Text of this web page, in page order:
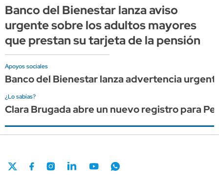
Banco del Bienestar lanza aviso
urgente sobre los adultos mayores
que prestan su tarjeta de la pensión
Apoyos sociales
Banco del Bienestar lanza advertencia
¿Lo sabías?
Clara Brugada abre un nuevo registro para